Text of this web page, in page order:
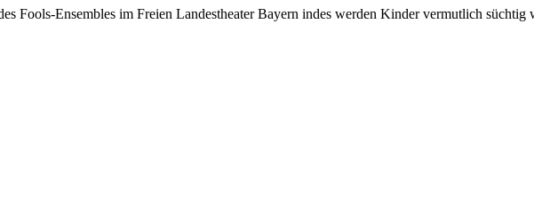
Fools-Ensembles im Freien Landestheater Bayern indes werden Kinder vermutlich